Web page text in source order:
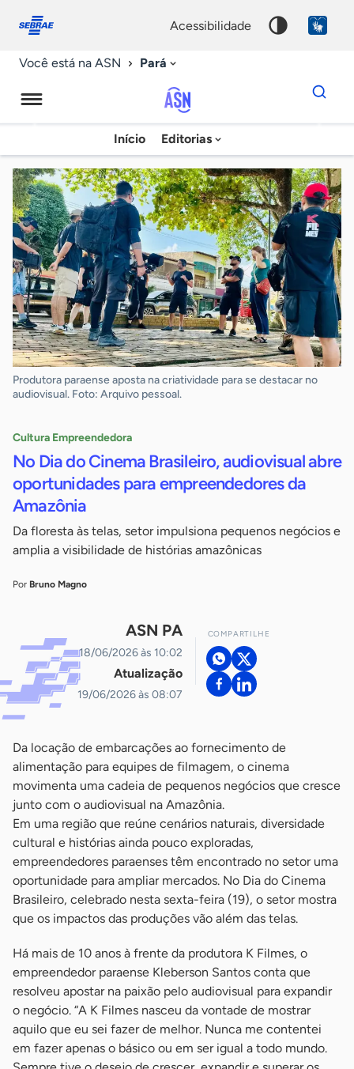
conosco
acessibilidade
Você está na ASN Pará
Agência
Sebrae
de
Notícias
Início Editorias
Dados
para
chave
Produtora paraense aposta na criatividade para se destacar no
audiovisual. Foto: Arquivo pessoal.
Cultura Empreendedora
No Dia do Cinema Brasileiro, audiovisual abre
oportunidades para empreendedores da
Amazônia
Da floresta às telas, setor impulsiona pequenos negócios e
amplia a visibilidade de histórias amazônicas
Por Bruno Magno
ASN PA
18/06/2026 às 10:02
Atualização
19/06/2026 às 08:07
COMPARTILHE
Da locação de embarcações ao fornecimento de
alimentação para equipes de filmagem, o cinema
movimenta uma cadeia de pequenos negócios que cresce
junto com o audiovisual na Amazônia.
Em uma região que reúne cenários naturais, diversidade
cultural e histórias ainda pouco exploradas,
empreendedores paraenses têm encontrado no setor uma
oportunidade para ampliar mercados. No Dia do Cinema
Brasileiro, celebrado nesta sexta-feira (19), o setor mostra
que os impactos das produções vão além das telas.
Há mais de 10 anos à frente da produtora K Filmes, o
empreendedor paraense Kleberson Santos conta que
resolveu apostar na paixão pelo audiovisual para expandir
o negócio. “A K Filmes nasceu da vontade de mostrar
aquilo que eu sei fazer de melhor. Nunca me contentei
em fazer apenas o básico ou em ser igual a todo mundo.